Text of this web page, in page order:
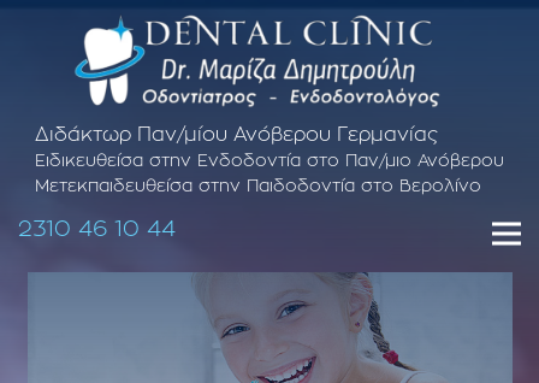
Διδάκτωρ Παν/μίου Ανόβερου Γερμανίας
Ειδικευθείσα στην Ενδοδοντία στο Παν/μιο Ανόβερου
Μετεκπαιδευθείσα στην Παιδοδοντία στο Βερολίνο
2310 46 10 44